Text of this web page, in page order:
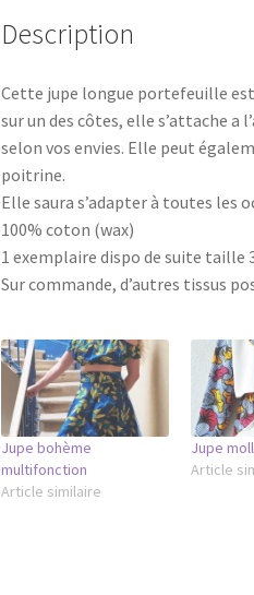
Description
Cette jupe longue portefeuille
sur un des côtes, elle s’attache a
selon vos envies. Elle peut
poitrine.
Elle saura s’adapter à toutes les
100% coton (wax)
1 exemplaire dispo de suite taille
Sur commande, d’autres tissus
Jupe bohème
multifonction
Article similaire
Jupe
Article